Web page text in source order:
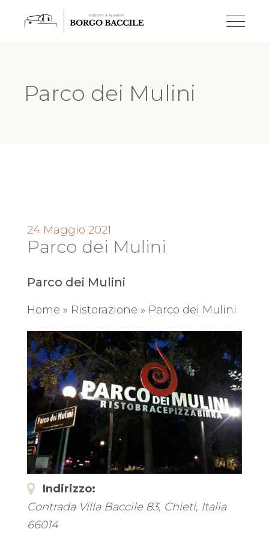
Parco dei Mulini
24 Maggio 2021
Parco dei Mulini
Parco dei Mulini
Home » Ristorazione » Parco dei Mulini
Indirizzo:
Contrada Villa Baccile 83, Chieti, Italia
66014